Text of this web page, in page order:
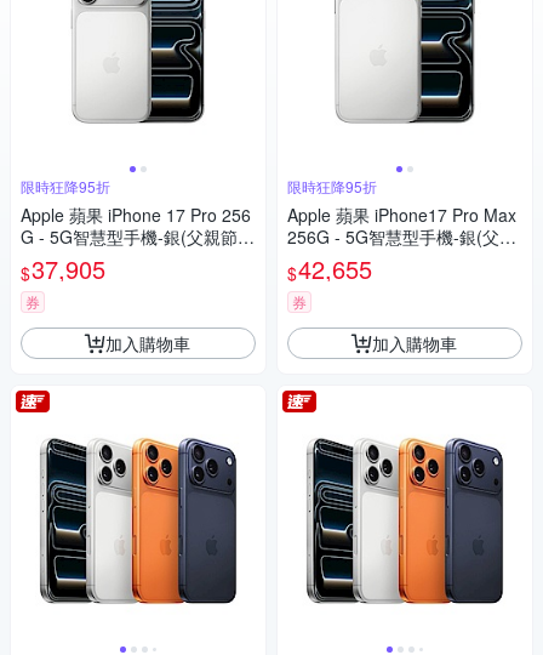
限時狂降95折
Apple 蘋果 iPhone 17 Pro 256
G - 5G智慧型手機-銀(父親節限
定)
$37,905
券
加入購物車
限時狂降95折
Apple 蘋果 iPhone17 Pro Max
256G - 5G智慧型手機-銀(父親
節限定）
$42,655
券
加入購物車